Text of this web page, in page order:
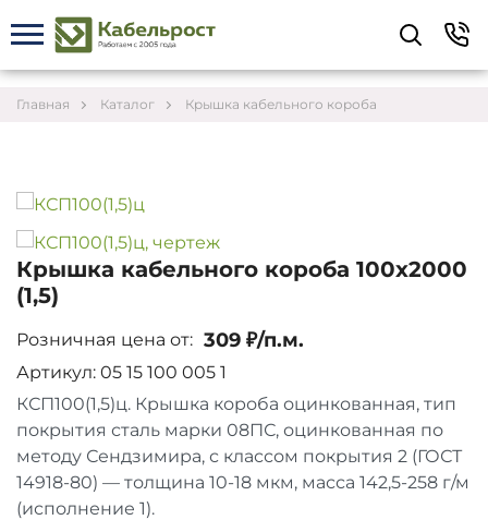
Главная Каталог Крышка кабельного короба
Крышка кабельного короба 100х2000
(1,5)
Розничная цена от: 309 ₽/п.м.
Артикул: 05 15 100 005 1
КСП100(1,5)ц. Крышка короба оцинкованная, тип
покрытия сталь марки 08ПС, оцинкованная по
методу Сендзимира, с классом покрытия 2 (ГОСТ
14918-80) — толщина 10-18 мкм, масса 142,5-258 г/м
(исполнение 1).
Укажите контакты для связи и требования к
заказу – предложим лучшие варианты по цене,
согласуем сроки и подберём доставку.
Соглашаюсь на обработку персональных данных